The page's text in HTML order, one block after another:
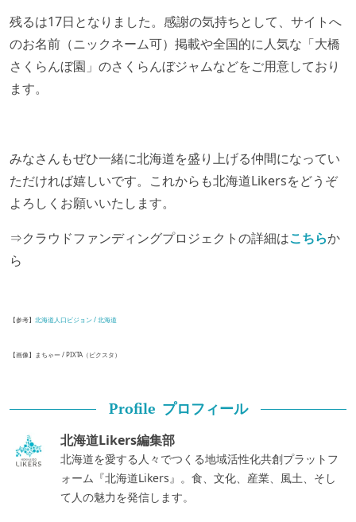
残るは17日となりました。感謝の気持ちとして、サイトへ
のお名前（ニックネーム可）掲載や全国的に人気な「大橋
さくらんぼ園」のさくらんぼジャムなどをご用意しており
ます。
みなさんもぜひ一緒に北海道を盛り上げる仲間になってい
ただければ嬉しいです。これからも北海道Likersをどうぞ
よろしくお願いいたします。
⇒クラウドファンディングプロジェクトの詳細はこちらか
ら
【参考】 北海道人口ビジョン / 北海道
【画像】まちゃー / PIXTA（ピクスタ）
Profile プロフィール
北海道Likers編集部
北海道を愛する人々でつくる地域活性化共創プラットフ
ォーム『北海道Likers』。食、文化、産業、風土、そし
て人の魅力を発信します。